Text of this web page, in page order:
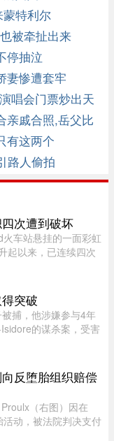
特利尔
被牵扯出来
停抽泣
妻惨遭套牢
唱会门票炒出天
亲戚合照,岳父比
有这两个
路人偷拍
次遭到破坏
车站悬挂的一面彩虹
起以来，已连续四次
突破
捕，他涉嫌参与4年
的谋杀案，受害
将在 ...
反堕胎组织赔偿
（右图）因在
动，被法院判决支付